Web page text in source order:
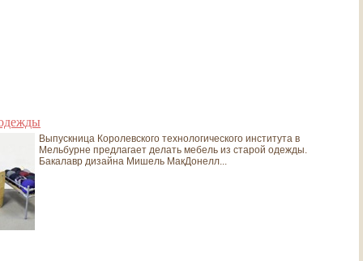
Выпускница Королевского технологического института в
Мельбурне предлагает делать мебель из старой одежды.
Бакалавр дизайна Мишель МакДонелл...